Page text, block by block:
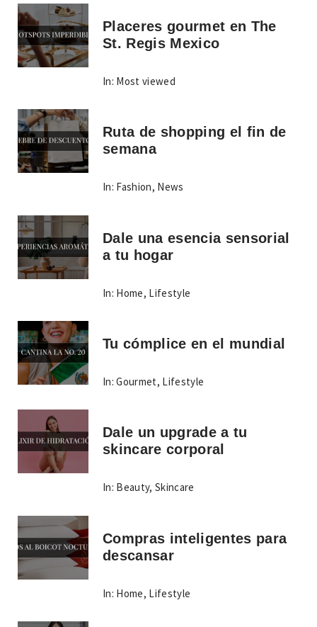
Placeres gourmet en The
St. Regis Mexico
In: Most viewed
Ruta de shopping el fin de
semana
In: Fashion, News
Dale una esencia sensorial
a tu hogar
In: Home, Lifestyle
Tu cómplice en el mundial
In: Gourmet, Lifestyle
Dale un upgrade a tu
skincare corporal
In: Beauty,Skincare
Compras inteligentes para
descansar
In: Home, Lifestyle